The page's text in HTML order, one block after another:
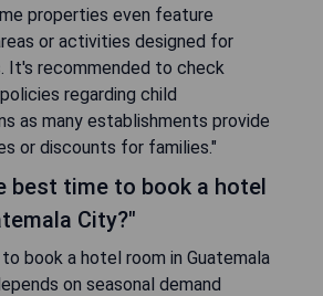
properties even feature
or activities designed for
It's recommended to check
regarding child
as many establishments provide
or discounts for families."
best time to book a hotel
City?"
book a hotel room in Guatemala
on seasonal demand